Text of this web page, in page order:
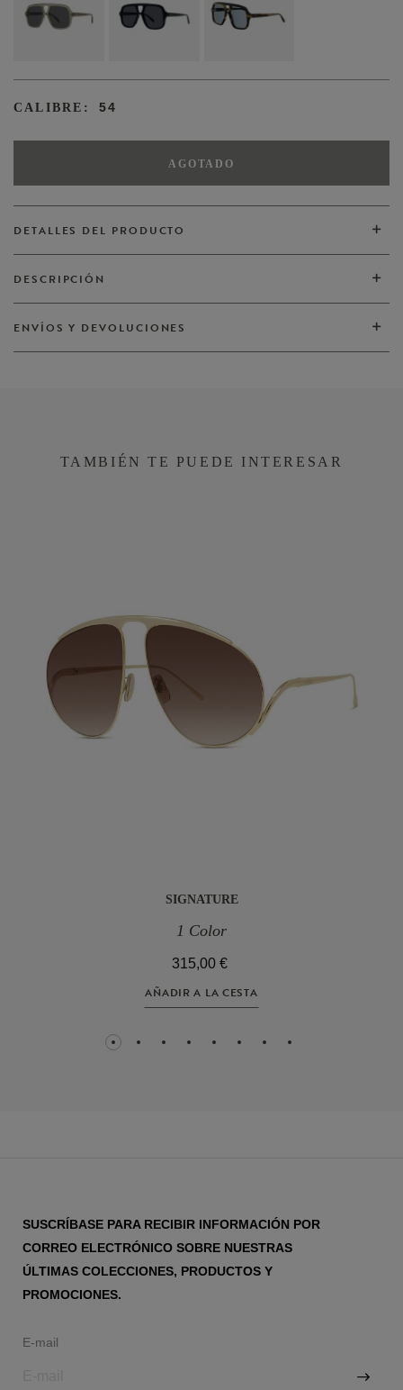
VER TODOS
CALIBRE: 54
AGOTADO
DETALLES DEL PRODUCTO
DESCRIPCIÓN
ENVÍOS Y DEVOLUCIONES
TAMBIÉN TE PUEDE INTERESAR
SIGNATURE
1 Color
315,00 €
AÑADIR A LA CESTA
1 2 3 4 5 6 7 8
SUSCRÍBASE PARA RECIBIR INFORMACIÓN POR
CORREO ELECTRÓNICO SOBRE NUESTRAS
ÚLTIMAS COLECCIONES, PRODUCTOS Y
PROMOCIONES.
E-mail